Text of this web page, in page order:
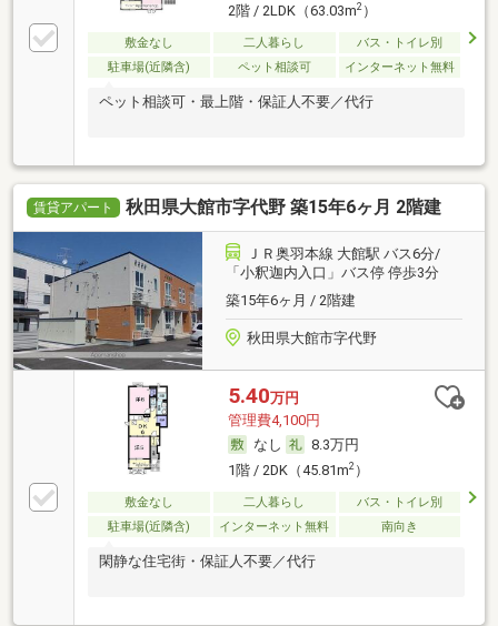
2階 / 2LDK（63.03m2）
敷金なし 二人暮らし
バス・トイレ別
駐車場(近隣含)
ペット相談可 インターネット無料
ペット相談可・最上階・保証人不要／代行
賃貸アパート 秋田県大館市字代野 築15年6ヶ月 2階建
ＪＲ奥羽本線 大館駅 バス6分/
「小釈迦内入口」バス停 停歩3分
築15年6ヶ月 / 2階建
秋田県大館市字代野
5.40万円
管理費4,100円
なし
8.3万円
1階 / 2DK（45.81m2）
敷金なし 二人暮らし
バス・トイレ別
駐車場(近隣含)
インターネット無料 南向き
閑静な住宅街・保証人不要／代行